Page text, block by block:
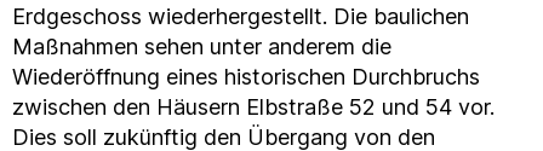
Erdgeschoss wiederhergestellt. Die baulichen
Maßnahmen sehen unter anderem die
Wiederöffnung eines historischen Durchbruchs
zwischen den Häusern Elbstraße 52 und 54 vor.
Dies soll zukünftig den Übergang von den